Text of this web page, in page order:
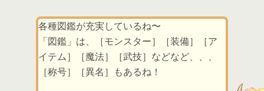
各種図鑑が充実しているね〜
「図鑑」は、［モンスター］［装備］［ア
イテム］［魔法］［武技］などなど、、、
［称号］［異名］もあるね！